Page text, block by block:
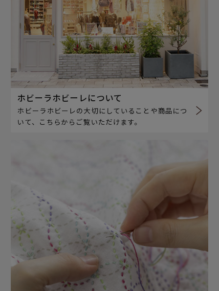
ホビーラホビーレについて
ホビーラホビーレの大切にしていることや商品につ
いて、こちらからご覧いただけます。